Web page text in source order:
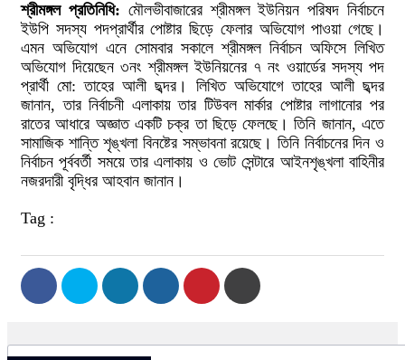
শ্রীমঙ্গল প্রতিনিধি: মৌলভীবাজারের শ্রীমঙ্গল ইউনিয়ন পরিষদ নির্বাচনে
ইউপি সদস্য পদপ্রার্থীর পোষ্টার ছিড়ে ফেলার অভিযোগ পাওয়া গেছে।
এমন অভিযোগ এনে সোমবার সকালে শ্রীমঙ্গল নির্বাচন অফিসে লিখিত
অভিযোগ দিয়েছেন ৩নং শ্রীমঙ্গল ইউনিয়নের ৭ নং ওয়ার্ডের সদস্য পদ
প্রার্থী মো: তাহের আলী ছব্দর। লিখিত অভিযোগে তাহের আলী ছব্দর
জানান, তার নির্বাচনী এলাকায় তার টিউবল মার্কার পোষ্টার লাগানোর পর
রাতের আধারে অজ্ঞাত একটি চক্র তা ছিড়ে ফেলছে। তিনি জানান, এতে
সামাজিক শান্তি শৃঙ্খলা বিনষ্টের সম্ভাবনা রয়েছে। তিনি নির্বাচনের দিন ও
নির্বাচন পূর্ববর্তী সময়ে তার এলাকায় ও ভোট সেন্টারে আইনশৃঙ্খলা বাহিনীর
নজরদারী বৃদ্ধির আহবান জানান।
Tag :